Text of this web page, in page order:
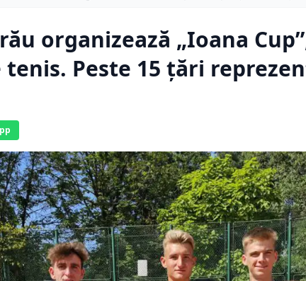
organizează „Ioana
Peste 15 țări